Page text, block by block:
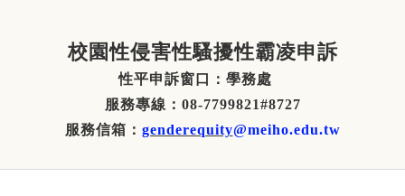
校園性侵害性騷擾性霸凌申訴
性平申訴窗口：學務處
服務專線： 08-7799821#8727
服務信箱： genderequity@meiho.edu.tw